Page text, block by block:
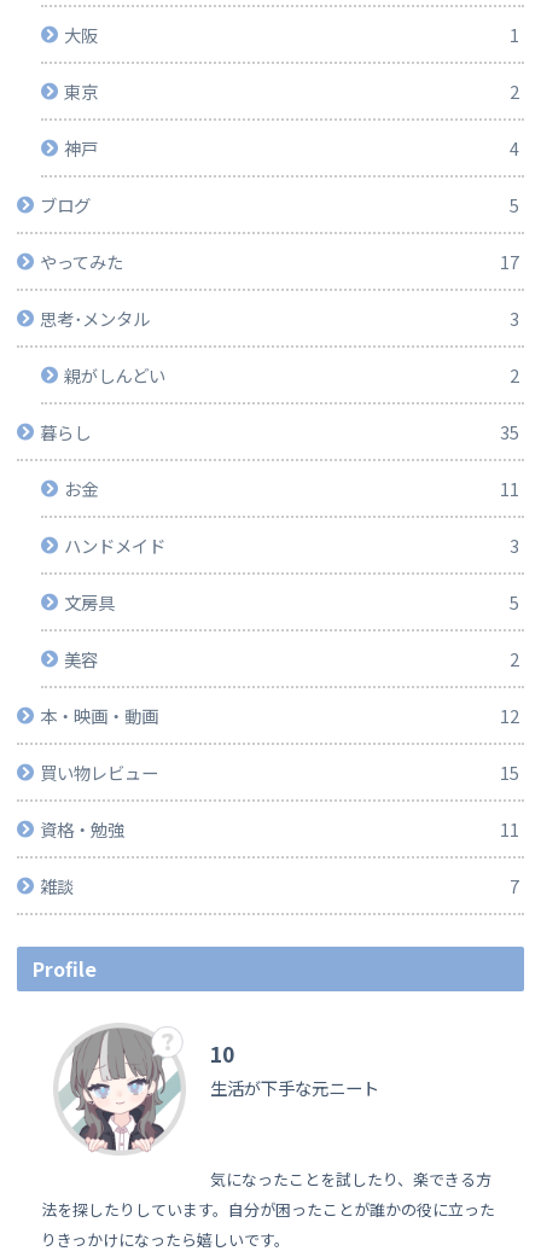
大阪 1
東京 2
神戸 4
ブログ 5
やってみた 17
思考･メンタル 3
親がしんどい 2
暮らし 35
お金 11
ハンドメイド 3
文房具 5
美容 2
本・映画・動画 12
買い物レビュー 15
資格・勉強 11
雑談 7
Profile
10
生活が下手な元ニート
気になったことを試したり、楽できる方
法を探したりしています。自分が困ったことが誰かの役に立った
りきっかけになったら嬉しいです。